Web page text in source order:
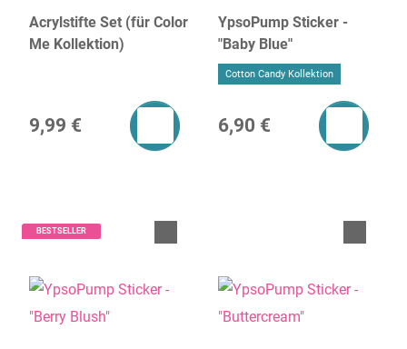
Acrylstifte Set (für Color
Me Kollektion)
9,99 €
YpsoPump Sticker -
"Baby Blue"
Cotton Candy Kollektion
6,90 €
BESTSELLER